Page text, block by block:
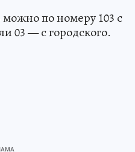
по номеру 103 с
03 — с городского.